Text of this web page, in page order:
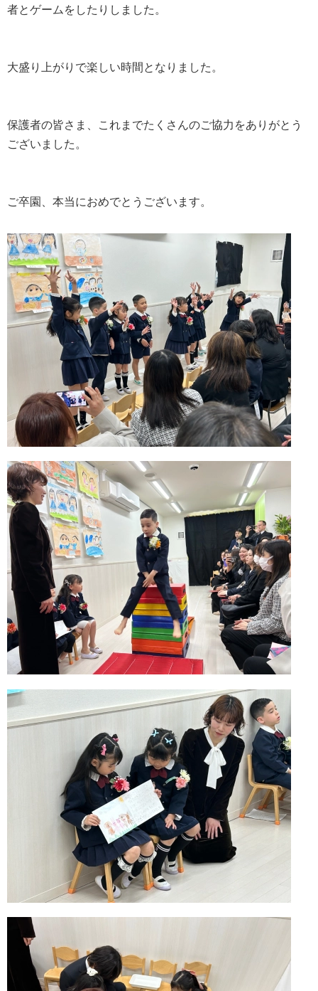
者とゲームをしたりしました。
大盛り上がりで楽しい時間となりました。
保護者の皆さま、これまでたくさんのご協力をありがとう
ございました。
ご卒園、本当におめでとうございます。